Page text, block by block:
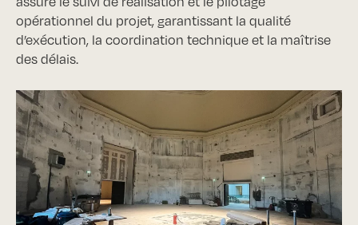
opérationnel du projet, garantissant la qualité
d’exécution, la coordination technique et la maîtrise
des délais.